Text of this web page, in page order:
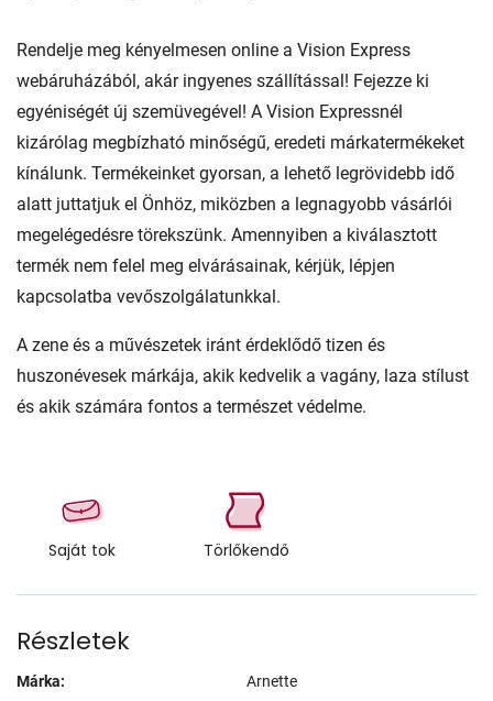
Rendelje meg kényelmesen online a Vision Express
webáruházából, akár ingyenes szállítással! Fejezze ki
egyéniségét új szemüvegével! A Vision Expressnél
kizárólag megbízható minőségű, eredeti márkatermékeket
kínálunk. Termékeinket gyorsan, a lehető legrövidebb idő
alatt juttatjuk el Önhöz, miközben a legnagyobb vásárlói
megelégedésre törekszünk. Amennyiben a kiválasztott
termék nem felel meg elvárásainak, kérjük, lépjen
kapcsolatba vevőszolgálatunkkal.
A zene és a művészetek iránt érdeklődő tizen és
huszonévesek márkája, akik kedvelik a vagány, laza stílust
és akik számára fontos a természet védelme.
Saját tok Törlőkendő
Részletek
Márka: Arnette